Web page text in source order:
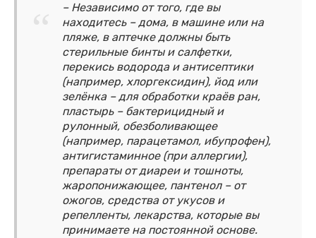
– Независимо от того, где вы
находитесь – дома, в машине или на
пляже, в аптечке должны быть
стерильные бинты и салфетки,
перекись водорода и антисептики
(например, хлоргексидин), йод или
зелёнка – для обработки краёв ран,
пластырь – бактерицидный и
рулонный, обез­боливающее
(например, парацетамол, ибупрофен),
антигистаминное (при аллергии),
препараты от диареи и тошноты,
жаропонижающее, пантенол – от
ожогов, средства от укусов и
репелленты, лекарства, которые вы
принимаете на постоянной основе.